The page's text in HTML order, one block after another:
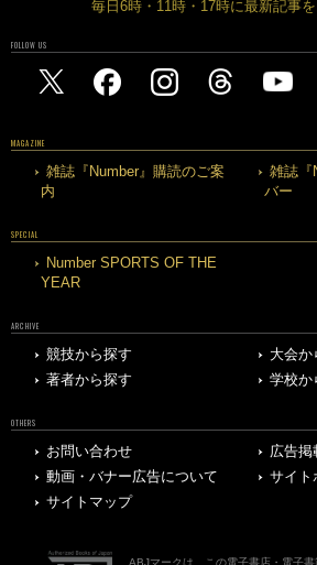
毎日6時・11時・17時に最新記事
FOLLOW US
MAGAZINE
雑誌『Number』購読のご案
内
雑誌『
バー
SPECIAL
Number SPORTS OF THE
YEAR
ARCHIVE
競技から探す
大会か
著者から探す
学校か
OTHERS
お問い合わせ
広告掲
動画・バナー広告について
サイト
サイトマップ
ABJマークは、この電子書店・電子